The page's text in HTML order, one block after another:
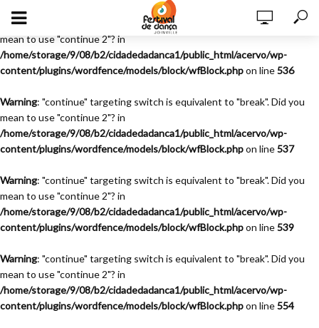
Warning
: "continue" targeting switch is equivalent to "break". Did you
mean to use "continue 2"? in
/home/storage/9/08/b2/cidadedadanca1/public_html/acervo/wp-
content/plugins/wordfence/models/block/wfBlock.phpon line536
Warning: "continue" targeting switch is equivalent to "break". Did you
mean to use "continue 2"? in
/home/storage/9/08/b2/cidadedadanca1/public_html/acervo/wp-
content/plugins/wordfence/models/block/wfBlock.phpon line537
Warning: "continue" targeting switch is equivalent to "break". Did you
mean to use "continue 2"? in
/home/storage/9/08/b2/cidadedadanca1/public_html/acervo/wp-
content/plugins/wordfence/models/block/wfBlock.phpon line539
Warning: "continue" targeting switch is equivalent to "break". Did you
mean to use "continue 2"? in
/home/storage/9/08/b2/cidadedadanca1/public_html/acervo/wp-
content/plugins/wordfence/models/block/wfBlock.phpon line554